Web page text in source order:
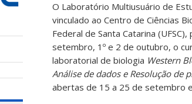
O Laboratório Multiusuário de
vinculado ao Centro de Ciências
Federal de Santa Catarina
setembro, 1º e 2 de outubro, o
laboratorial de biologia Western
Análise de dados e Resolução de
abertas de 15 a 25 de setembro